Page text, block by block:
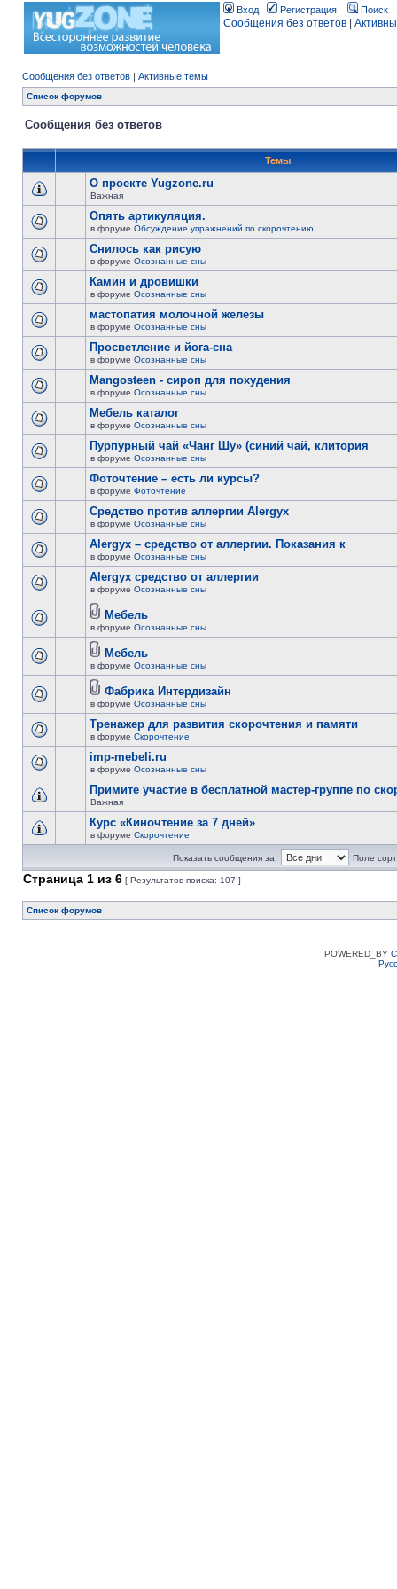
Вход Регистрация Поиск
Сообщения без ответов
Сообщения без ответов | Активные темы
Список форумов
Сообщения без ответов
Темы
О проекте Yugzone.ru
Важная
Опять артикуляция.
в форуме Обсуждение упражнений по скорочтению
Снилось как рисую
в форуме Осознанные сны
Камин и дровишки
в форуме Осознанные сны
мастопатия молочной железы
в форуме Осознанные сны
Просветление и йога-сна
в форуме Осознанные сны
Mangosteen - сироп для похудения
в форуме Осознанные сны
Мебель каталог
в форуме Осознанные сны
Пурпурный чай «Чанг Шу» (синий чай, клитория
в форуме Осознанные сны
Фоточтение – есть ли курсы?
в форуме Фоточтение
Cредство против аллергии Alergyx
в форуме Осознанные сны
Alergyx – средство от аллергии. Показания к
в форуме Осознанные сны
Alergyx средство от аллергии
в форуме Осознанные сны
Мебель
в форуме Осознанные сны
Мебель
в форуме Осознанные сны
Фабрика Интердизайн
в форуме Осознанные сны
Тренажер для развития скорочтения и памяти
в форуме Скорочтение
imp-mebeli.ru
в форуме Осознанные сны
Примите участие в бесплатной мастер-группе по
Важная
Курс «Киночтение за 7 дней»
в форуме Скорочтение
Показать сообщения за: Поле
Страница 1 из 6 [ Результатов поиска: 107 ]
Список форумов
POWERED_BY